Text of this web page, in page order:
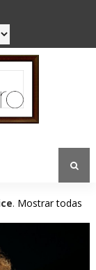
. Mostrar todas